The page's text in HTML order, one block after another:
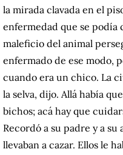
la mirada clavada en el
enfermedad que se podía
maleficio del animal
enfermado de ese modo,
cuando era un chico. La
la selva, dijo. Allá había
bichos; acá hay que
Recordó a su padre y a su
llevaban a cazar. Ellos le